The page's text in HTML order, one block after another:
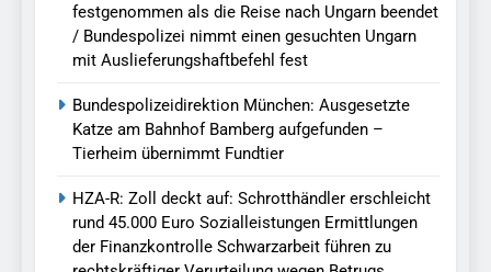
festgenommen als die Reise nach Ungarn beendet
/ Bundespolizei nimmt einen gesuchten Ungarn
mit Auslieferungshaftbefehl fest
Bundespolizeidirektion München: Ausgesetzte
Katze am Bahnhof Bamberg aufgefunden –
Tierheim übernimmt Fundtier
HZA-R: Zoll deckt auf: Schrotthändler erschleicht
rund 45.000 Euro Sozialleistungen Ermittlungen
der Finanzkontrolle Schwarzarbeit führen zu